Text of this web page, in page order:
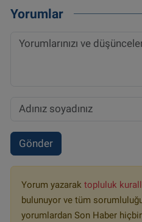
Yorumlar
Gönder
Yorum yazarak topluluk
bulunuyor ve tüm
yorumlardan Son Haber